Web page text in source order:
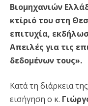
Βιομηχανιών
κτίριό του στη
επιτυχία,
Απειλές για τις
δεδομένων τους».
Κατά τη διάρκεια
εισήγηση ο κ.